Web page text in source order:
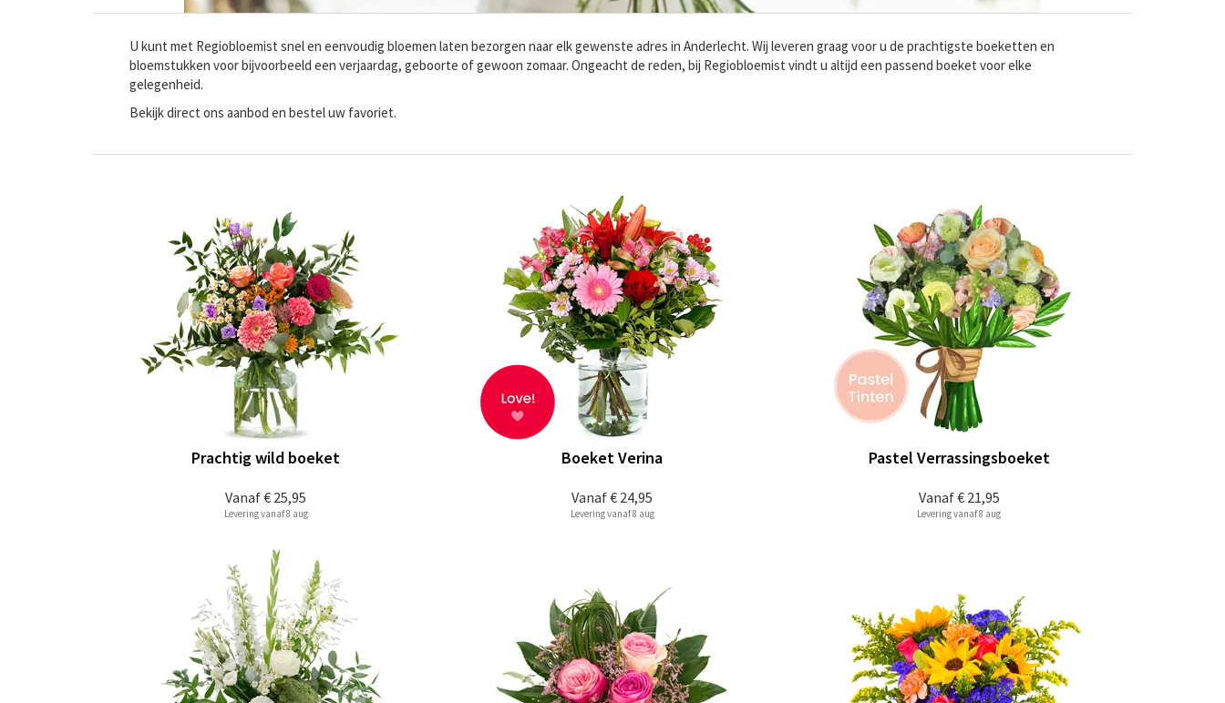
U kunt met Regiobloemist snel en eenvoudig bloemen laten bezorgen naar elk gewenste adres in Anderlecht. Wij leveren graag voor u de prachtigste boeketten en
bloemstukken voor bijvoorbeeld een verjaardag, geboorte of gewoon zomaar. Ongeacht de reden, bij Regiobloemist vindt u altijd een passend boeket voor elke
gelegenheid.
Bekijk direct ons aanbod en bestel uw favoriet.
Vanaf€ 25,95
Prachtig wild boeket
Levering vanaf 8 aug
Vanaf€ 24,95
Boeket Verina
Levering vanaf 8 aug
Vanaf€ 21,95
Pastel Verrassingsboeket
Levering vanaf 8 aug